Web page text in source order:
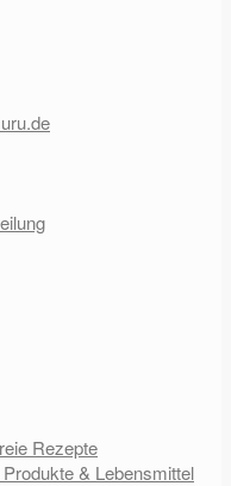
Rezepte
& Lebensmittel